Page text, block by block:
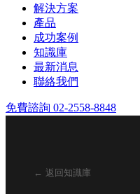
解決方案
產品
成功案例
知識庫
最新消息
聯絡我們
免費諮詢 02-2558-8848
← 返回知識庫